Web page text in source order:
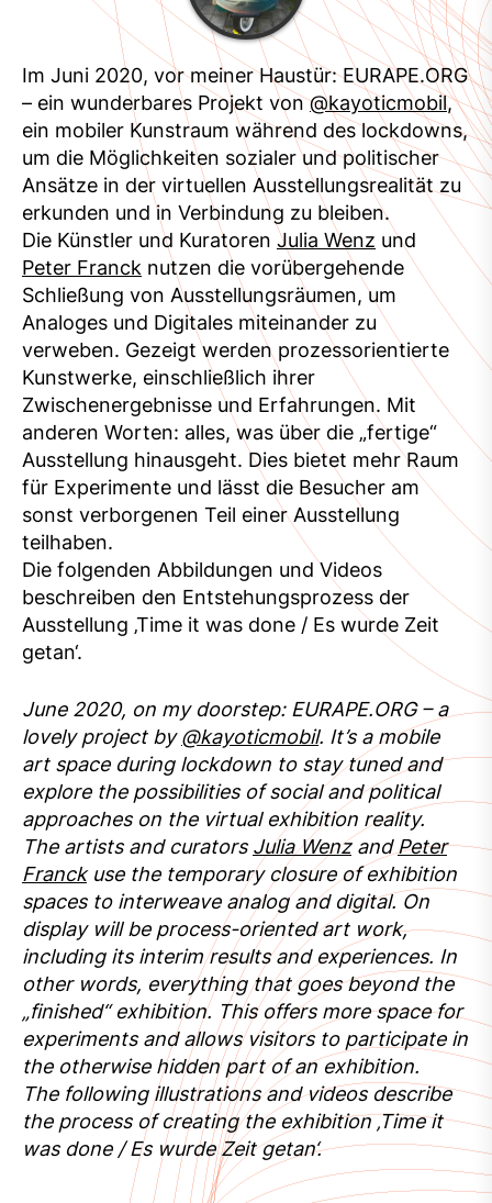
Im Juni 2020, vor meiner Haustür: EURAPE.ORG
– ein wunderbares Projekt von@kayoticmobil,
ein mobiler Kunstraum während des lockdowns,
um die Möglichkeiten sozialer und politischer
Ansätze in der virtuellen Ausstellungsrealität zu
erkunden und in Verbindung zu bleiben.
Die Künstler und Kuratoren Julia Wenz und
Peter Franck nutzen die vorübergehende
Schließung von Ausstellungsräumen, um
Analoges und Digitales miteinander zu
verweben. Gezeigt werden prozessorientierte
Kunstwerke, einschließlich ihrer
Zwischenergebnisse und Erfahrungen. Mit
anderen Worten: alles, was über die „fertige“
Ausstellung hinausgeht. Dies bietet mehr Raum
für Experimente und lässt die Besucher am
sonst verborgenen Teil einer Ausstellung
teilhaben.
Die folgenden Abbildungen und Videos
beschreiben den Entstehungsprozess der
Ausstellung ‚Time it was done / Es wurde Zeit
getan‘.
June 2020, on my doorstep: EURAPE.ORG – a
lovely project by@kayoticmobil. It’s a mobile
art space during lockdown to stay tuned and
explore the possibilities of social and political
approaches on the virtual exhibition reality.
The artists and curators Julia WenzandPeter
Franckuse the temporary closure of exhibition
spaces to interweave analog and digital. On
display will be process-oriented art work,
including its interim results and experiences. In
other words, everything that goes beyond the
„finished“ exhibition. This offers more space for
experiments and allows visitors to participate in
the otherwise hidden part of an exhibition.
The following illustrations and videos describe
the process of creating the exhibition ‚Time it
was done / Es wurde Zeit getan‘.